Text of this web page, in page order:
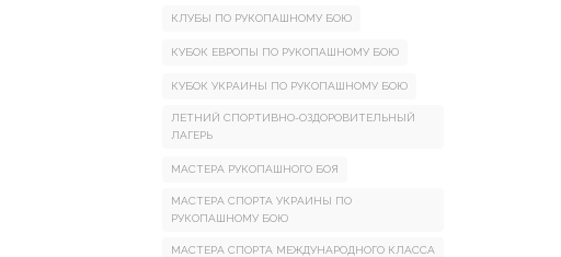
КЛУБЫ ПО РУКОПАШНОМУ БОЮ
КУБОК ЕВРОПЫ ПО РУКОПАШНОМУ БОЮ
КУБОК УКРАИНЫ ПО РУКОПАШНОМУ БОЮ
ЛЕТНИЙ СПОРТИВНО-ОЗДОРОВИТЕЛЬНЫЙ
ЛАГЕРЬ
МАСТЕРА РУКОПАШНОГО БОЯ
МАСТЕРА СПОРТА УКРАИНЫ ПО
РУКОПАШНОМУ БОЮ
МАСТЕРА СПОРТА МЕЖДУНАРОДНОГО КЛАССА